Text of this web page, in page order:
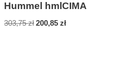
Hummel hmlCIMA
303,75zł 200,85zł